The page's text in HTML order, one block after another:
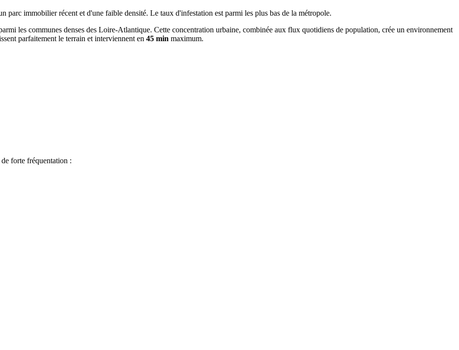
parc immobilier récent et d'une faible densité. Le taux d'infestation est parmi les plus bas de la métropole.
les communes denses des Loire-Atlantique. Cette concentration urbaine, combinée aux flux quotidiens de population, crée un environnement
parfaitement le terrain et interviennent en 45 min maximum.
forte fréquentation :